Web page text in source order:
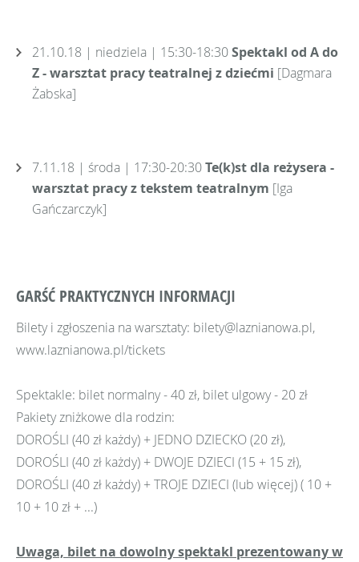
21.10.18 | niedziela | 15:30-18:30Spektakl od A do
Z - warsztat pracy teatralnej z dziećmi [Dagmara
Żabska]
7.11.18 | środa | 17:30-20:30Te(k)st dla reżysera -
warsztat pracy z tekstem teatralnym [Iga
Gańczarczyk]
GARŚĆ PRAKTYCZNYCH INFORMACJI
Bilety i zgłoszenia na warsztaty: bilety@laznianowa.pl,
www.laznianowa.pl/tickets
Spektakle: bilet normalny - 40 zł, bilet ulgowy - 20 zł
Pakiety zniżkowe dla rodzin:
DOROŚLI (40 zł każdy) + JEDNO DZIECKO (20 zł),
DOROŚLI (40 zł każdy) + DWOJE DZIECI (15 + 15 zł),
DOROŚLI (40 zł każdy) + TROJE DZIECI (lub więcej) ( 10 +
10 + 10 zł + ...)
Uwaga, bilet na dowolny spektakl prezentowany w